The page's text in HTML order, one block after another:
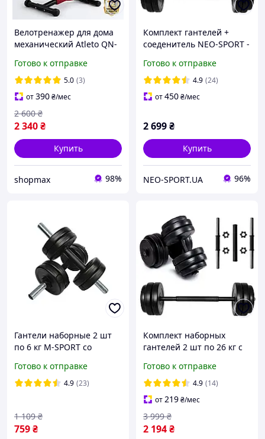
Велотренажер для дома
механический Atleto QN-
Домашний
кардиотренажер до 100
кг
Готово к отправке
5.0 (3)
от390₴/мес
2 340₴
2 600 ₴
Купить
shopmax 98%
Комплект гантелей +
соеденитель NEO-SPORT -
разборных со сменными
дисками
Готово к отправке
4.9 (24)
от450₴/мес
2 699₴
Купить
NEO-SPORT.UA 96%
Гантели наборные 2 шт
по 6 кг M-SPORT со
Готово к отправке
4.9 (23)
759₴
1 109 ₴
Комплект наборных
гантелей 2 шт по 26 кг с
штанги, Набор для
тренировок дома Neo
Sport
Готово к отправке
4.9 (14)
от219₴/мес
2 194₴
3 999 ₴